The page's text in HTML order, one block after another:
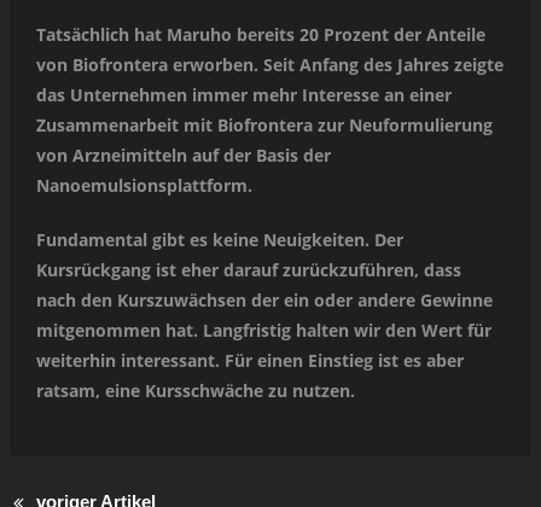
Tatsächlich hat Maruho bereits 20 Prozent der Anteile
von Biofrontera erworben. Seit Anfang des Jahres zeigte
das Unternehmen immer mehr Interesse an einer
Zusammenarbeit mit Biofrontera zur Neuformulierung
von Arzneimitteln auf der Basis der
Nanoemulsionsplattform.
Fundamental gibt es keine Neuigkeiten. Der
Kursrückgang ist eher darauf zurückzuführen, dass
nach den Kurszuwächsen der ein oder andere Gewinne
mitgenommen hat. Langfristig halten wir den Wert für
weiterhin interessant. Für einen Einstieg ist es aber
ratsam, eine Kursschwäche zu nutzen.
voriger Artikel